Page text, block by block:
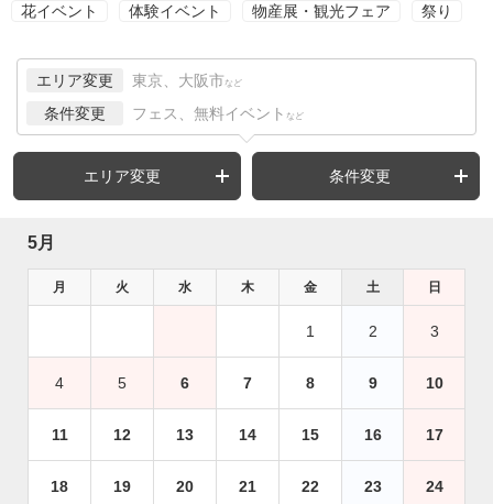
花イベント 体験イベント 物産展・観光フェア 祭り
エリア変更 東京、大阪市 など
条件変更 フェス、無料イベント など
エリア変更 条件変更
5月
月 火 水 木 金 土 日
1 2 3
4 5 6 7 8 9 10
11 12 13 14 15 16 17
18 19 20 21 22 23 24